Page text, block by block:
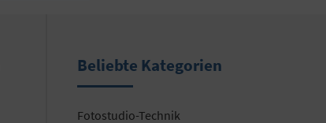
Beliebte Kategorien
Fotostudio-Technik